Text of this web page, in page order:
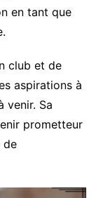
en tant que
club et de
aspirations à
venir. Sa
prometteur
de